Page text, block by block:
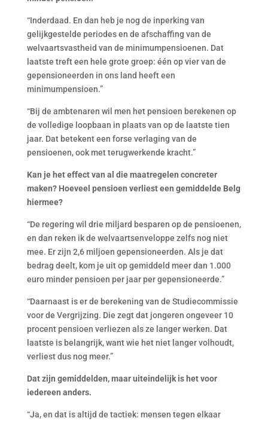
“Inderdaad. En dan heb je nog de inperking van
gelijkgestelde periodes en de afschaffing van de
welvaartsvastheid van de minimumpensioenen. Dat
laatste treft een hele grote groep: één op vier van de
gepensioneerden in ons land heeft een
minimumpensioen.”
“Bij de ambtenaren wil men het pensioen berekenen op
de volledige loopbaan in plaats van op de laatste tien
jaar. Dat betekent een forse verlaging van de
pensioenen, ook met terugwerkende kracht.”
Kan je het effect van al die maatregelen concreter
maken? Hoeveel pensioen verliest een gemiddelde Belg
hiermee?
“De regering wil drie miljard besparen op de pensioenen,
en dan reken ik de welvaartsenveloppe zelfs nog niet
mee. Er zijn 2,6 miljoen gepensioneerden. Als je dat
bedrag deelt, kom je uit op gemiddeld meer dan 1.000
euro minder pensioen per jaar per gepensioneerde.”
“Daarnaast is er de berekening van de Studiecommissie
voor de Vergrijzing. Die zegt dat jongeren ongeveer 10
procent pensioen verliezen als ze langer werken. Dat
laatste is belangrijk, want wie het niet langer volhoudt,
verliest dus nog meer.”
Dat zijn gemiddelden, maar uiteindelijk is het voor
iedereen anders.
“Ja, en dat is altijd de tactiek: mensen tegen elkaar